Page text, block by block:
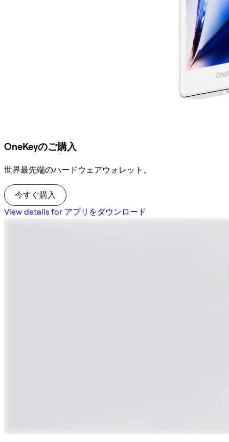
OneKeyのご購入
世界最先端のハードウェアウォレット。
今すぐ購入
View details for アプリをダウンロード